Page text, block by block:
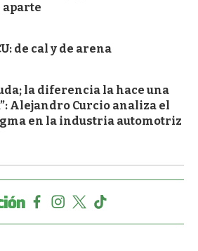
aparte
de cal y de arena
la diferencia la hace una
Alejandro Curcio analiza el
en la industria automotriz